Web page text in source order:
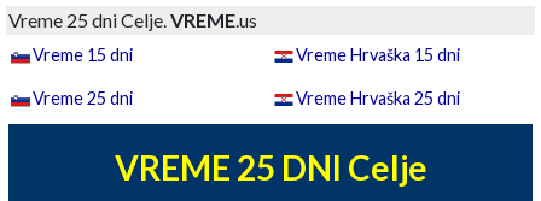
Vreme 25 dni Celje.VREME.us
Vreme 15 dni Vreme Hrvaška 15 dni
Vreme 25 dni Vreme Hrvaška 25 dni
VREME 25 DNI Celje